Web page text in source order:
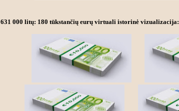
631 000 litų: 180 tūkstančių eurų virtuali istorinė vizualizacija: